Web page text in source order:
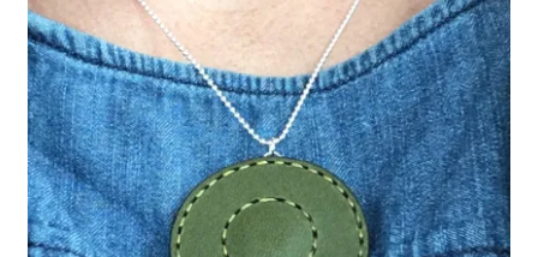
Läder
Mitt konto
Trä
Varukorg